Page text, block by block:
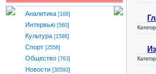
Аналитика [166]
Интервью [560]
Культура [1586]
Спорт [2558]
Общество [763]
Новости [30593]